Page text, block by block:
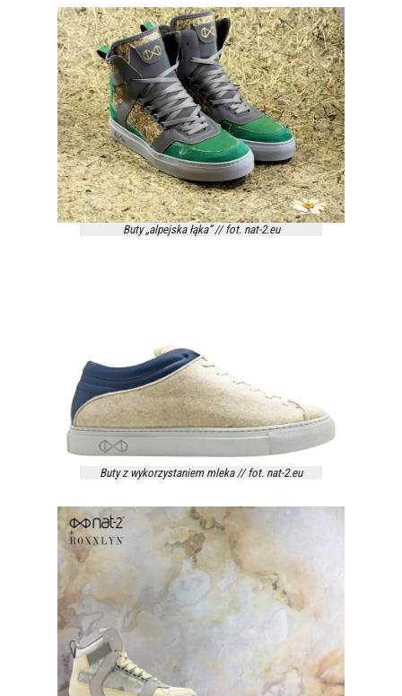
Buty „alpejska łąka” // fot. nat-2.eu
Buty z wykorzystaniem mleka // fot. nat-2.eu